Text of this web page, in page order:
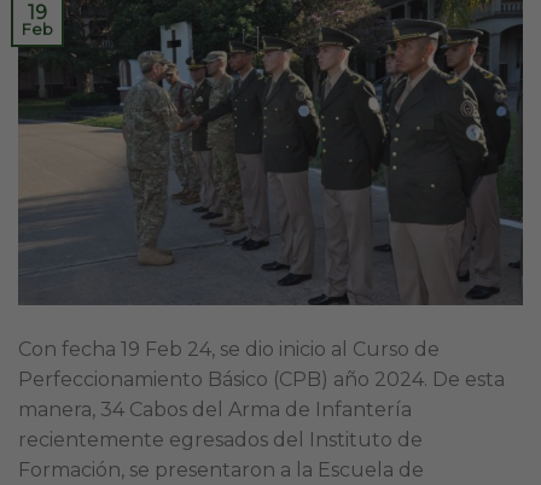
19
Feb
Con fecha 19 Feb 24, se dio inicio al Curso de
Perfeccionamiento Básico (CPB) año 2024. De esta
manera, 34 Cabos del Arma de Infantería
recientemente egresados del Instituto de
Formación, se presentaron a la Escuela de